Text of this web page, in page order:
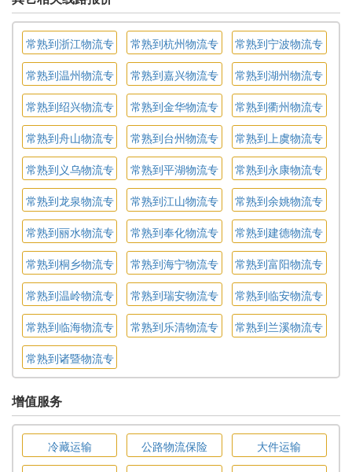
常熟到浙江物流专
线
常熟到杭州物流专
线
常熟到宁波物流专
线
常熟到温州物流专
线
常熟到嘉兴物流专
线
常熟到湖州物流专
线
常熟到绍兴物流专
线
常熟到金华物流专
线
常熟到衢州物流专
线
常熟到舟山物流专
线
常熟到台州物流专
线
常熟到上虞物流专
线
常熟到义乌物流专
线
常熟到平湖物流专
线
常熟到永康物流专
线
常熟到龙泉物流专
线
常熟到江山物流专
线
常熟到余姚物流专
线
常熟到丽水物流专
线
常熟到奉化物流专
线
常熟到建德物流专
线
常熟到桐乡物流专
线
常熟到海宁物流专
线
常熟到富阳物流专
线
常熟到温岭物流专
线
常熟到瑞安物流专
线
常熟到临安物流专
线
常熟到临海物流专
线
常熟到乐清物流专
常熟到兰溪物流专
常熟到诸暨物流专
线
增值服务
冷藏运输 公路物流保险
大件运输